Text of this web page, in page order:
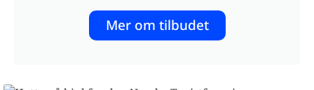
Mer om tilbudet